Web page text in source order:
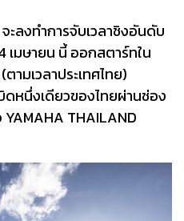
ลงทำการจับเวลาชิงอันดับ
เมษายน นี้ ออกสตาร์ทใน
ามเวลาประเทศไทย)
หนึ่งเดียวของไทยผ่านช่อง
THAILAND